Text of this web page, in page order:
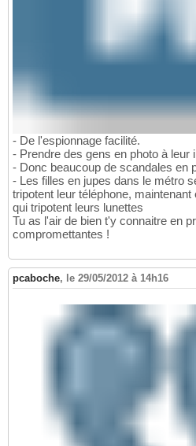
- De l'espionnage facilité.
- Prendre des gens en photo à leur
- Donc beaucoup de scandales en
- Les filles en jupes dans le métro
tripotent leur téléphone,
qui tripotent leurs lunettes
Tu as l'air de bien t'y connaitre en
compromettantes !
pcaboche, le 29/05/2012 à 14h16